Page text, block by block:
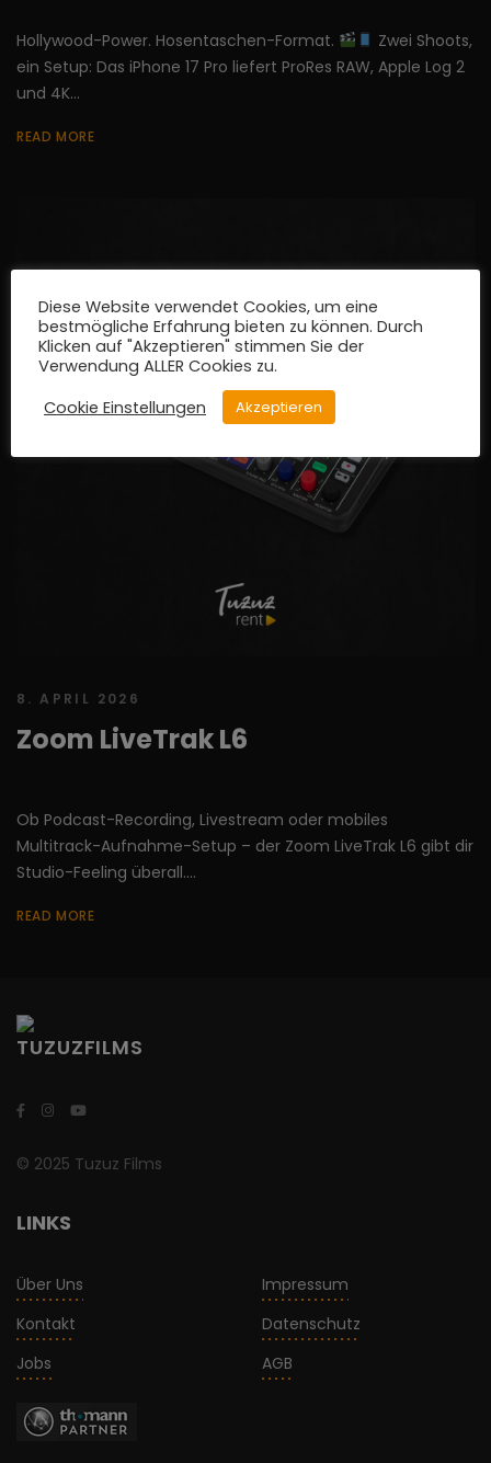
Hollywood-Power. Hosentaschen-Format.
Zwei Shoots,
ein Setup: Das iPhone 17 Pro liefert ProRes RAW, Apple Log 2
und 4K...
READ MORE
8. APRIL 2026
Zoom LiveTrak L6
Ob Podcast-Recording, Livestream oder mobiles
Multitrack-Aufnahme-Setup – der Zoom LiveTrak L6 gibt dir
Studio-Feeling überall....
READ MORE
© 2025 Tuzuz Films
LINKS
Über Uns
Kontakt
Jobs
Impressum
Datenschutz
AGB
Diese Website verwendet Cookies, um eine
bestmögliche Erfahrung bieten zu können. Durch
Klicken auf "Akzeptieren" stimmen Sie der
Verwendung ALLER Cookies zu.
Cookie Einstellungen
Akzeptieren